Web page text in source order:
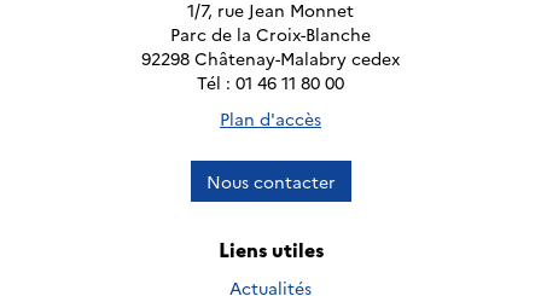
1/7, rue Jean Monnet
Parc de la Croix-Blanche
92298 Châtenay-Malabry cedex
Tél : 01 46 11 80 00
Plan d'accès
Nous contacter
Liens utiles
Actualités